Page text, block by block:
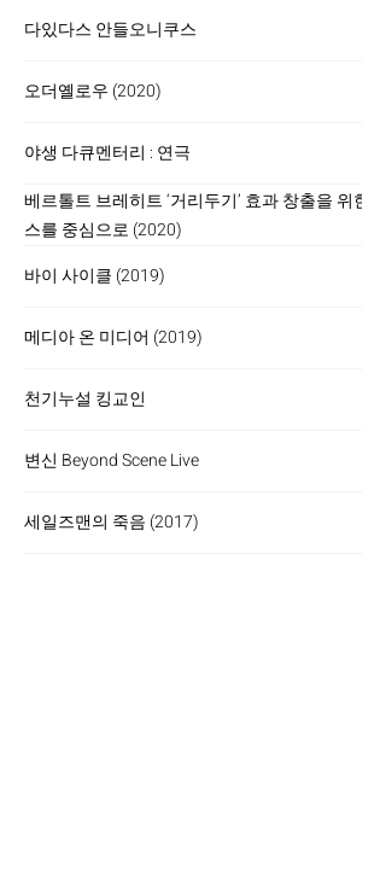
다있다스 안들오니쿠스
오더옐로우 (2020)
야생 다큐멘터리 : 연극
베르톨트 브레히트 ‘거리두기’ 효과 창출을 위한
스를 중심으로 (2020)
바이 사이클 (2019)
메디아 온 미디어 (2019)
천기누설 킹교인
변신 Beyond Scene Live
세일즈맨의 죽음 (2017)